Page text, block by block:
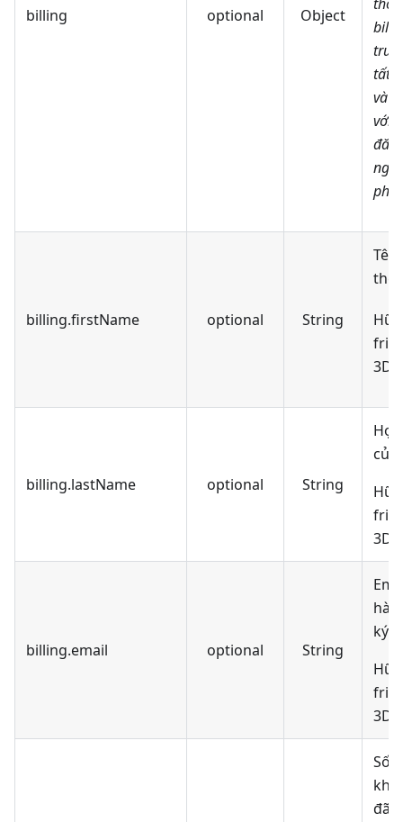
billing optional Object
tất
và
với
billing.firstName optional String
Tên
thẻ
billing.lastName optional String
Họ
của
billing.email optional String
ký
Số
đã